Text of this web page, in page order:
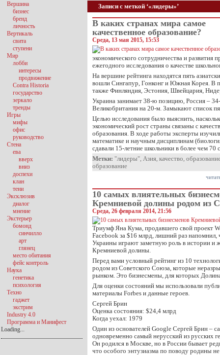
Записи с меткой ‘«лидеры»’
В каких странах мира самое
качественное образование?
Среда, 13 мая 2015, 15:53
экономического сотрудничества и развития
ежегодного исследования о качестве
На вершине рейтинга находятся пять
вошли Сингапур, Гонконг и Южная Корея. В
также Финляндия, Эстония, Швейцария,
Украина занимает 38-ю позицию, Россия –
Великобритания на 20-м. Замыкают список
Целью исследования было выяснить,
экономический рост страны связаны с
образования. В ходе работы эксперты
математике и научным дисциплинам
сдавали 15-летние школьники в более чем 70
Метки: "лидеры", Азия, качество,
образование
10 самых влиятельных
Кремниевой долины родом из
Среда, 26 февраля 2014, 21:56
Триумф Яна Кума, продавшего свой проект
Facebook за $16 млрд, лишний раз
Украины играют заметную роль в истории и
Кремниевой долины.
Перед вами условный рейтинг из 10
родом из Советского Союза, которые
рынком. Это бизнесмены, для которых
Для оценки состояний мы использовали
материалы Forbes и данные героев.
Сергей Брин
Оценка состояния: $24,4 млрд
Когда уехал: 1979
Один из основателей Google Cергей Брин –
одновременно самый нерусский из русских
Он родился в Москве, но в России бывает
что особого энтузиазма по поводу родины
Вершина
бизнес
бренд
личность
Вертикаль
свита
ступени
Мир
лобби
интересы
продвижение
Contra Historia
государство
зеркало
тренды
Игры
мифы
офис
руководство
Стена
ева
вверх
вниз
доспехи
клан
тени
Эксклюзив
диалог
мнение
Экстерьер
бомонд
синчилло
арт
глянец
место обитания
фейс контроль
Наука
генетика
психология
Техно
гаджет
экстрим
Industry 4.0
Программа и Манифест
Loading...